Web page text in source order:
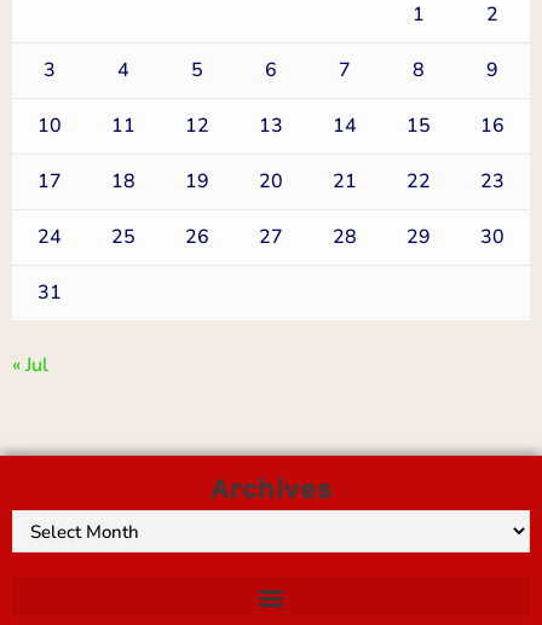
1 2
3 4 5 6 7 8 9
10 11 12 13 14 15 16
17 18 19 20 21 22 23
24 25 26 27 28 29 30
31
« Jul
Archives